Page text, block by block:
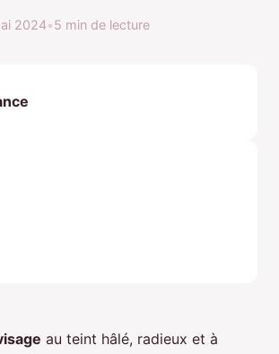
2024•5 min de lecture
au teint hâlé, radieux et à